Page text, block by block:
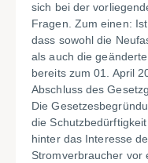
sich bei der
Fragen. Zum einen:
dass sowohl die
als auch die
bereits zum 01. April
Abschluss des
Die
die
hinter das Interesse
Stromverbraucher vor